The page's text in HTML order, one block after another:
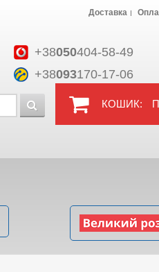
+38050404-58-49
+38093170-17-06
Доставка
КОШИК: